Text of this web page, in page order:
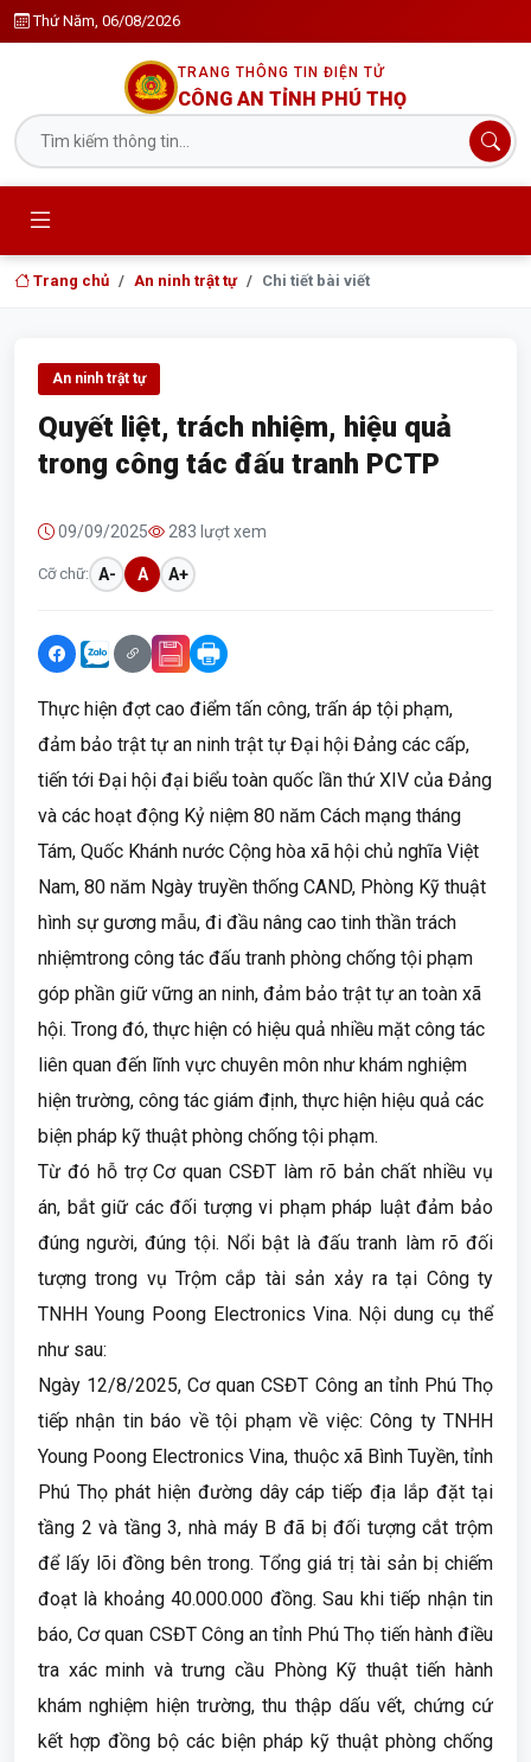
Thứ Năm, 06/08/2026
TRANG THÔNG TIN ĐIỆN TỬ
CÔNG AN TỈNH PHÚ THỌ
Trang chủ An ninh trật tự Chi tiết bài viết
An ninh trật tự
Quyết liệt, trách nhiệm, hiệu quả
trong công tác đấu tranh PCTP
09/09/2025 283 lượt xem
Cỡ chữ: A- A A+
Thực hiện đợt cao điểm tấn công, trấn áp tội phạm,
đảm bảo trật tự an ninh trật tự Đại hội Đảng các cấp,
tiến tới Đại hội đại biểu toàn quốc lần thứ XIV của Đảng
và các hoạt động Kỷ niệm 80 năm Cách mạng tháng
Tám, Quốc Khánh nước Cộng hòa xã hội chủ nghĩa Việt
Nam, 80 năm Ngày truyền thống CAND, Phòng Kỹ thuật
hình sự gương mẫu, đi đầu nâng cao tinh thần trách
nhiệmtrong công tác đấu tranh phòng chống tội phạm
góp phần giữ vững an ninh, đảm bảo trật tự an toàn xã
hội. Trong đó, thực hiện có hiệu quả nhiều mặt công tác
liên quan đến lĩnh vực chuyên môn như khám nghiệm
hiện trường, công tác giám định, thực hiện hiệu quả các
biện pháp kỹ thuật phòng chống tội phạm.
Từ đó hỗ trợ Cơ quan CSĐT làm rõ bản chất nhiều vụ
án, bắt giữ các đối tượng vi phạm pháp luật đảm bảo
đúng người, đúng tội. Nổi bật là đấu tranh làm rõ đối
tượng trong vụ Trộm cắp tài sản xảy ra tại Công ty
TNHH Young Poong Electronics Vina. Nội dung cụ thể
như sau:
Ngày 12/8/2025, Cơ quan CSĐT Công an tỉnh Phú Thọ
tiếp nhận tin báo về tội phạm về việc: Công ty TNHH
Young Poong Electronics Vina, thuộc xã Bình Tuyền, tỉnh
Phú Thọ phát hiện đường dây cáp tiếp địa lắp đặt tại
tầng 2 và tầng 3, nhà máy B đã bị đối tượng cắt trộm
để lấy lõi đồng bên trong. Tổng giá trị tài sản bị chiếm
đoạt là khoảng 40.000.000 đồng. Sau khi tiếp nhận tin
báo, Cơ quan CSĐT Công an tỉnh Phú Thọ tiến hành điều
tra xác minh và trưng cầu Phòng Kỹ thuật tiến hành
khám nghiệm hiện trường, thu thập dấu vết, chứng cứ
kết hợp đồng bộ các biện pháp kỹ thuật phòng chống